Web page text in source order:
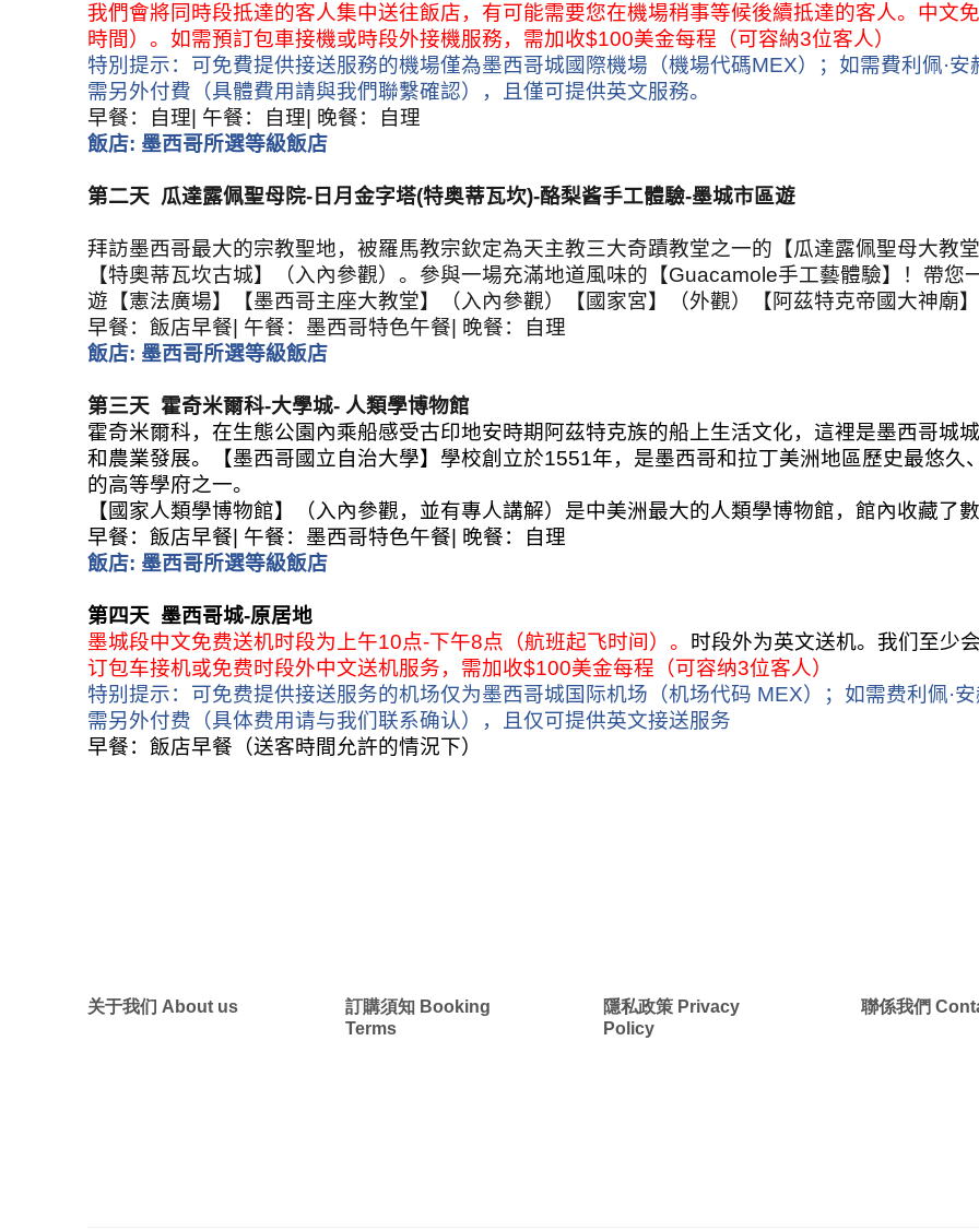
我們會將同時段抵達的客人集中送往飯店，有可能需要您在機場稍事等候後續抵達的客人。中文
時間）。如需預訂包車接機或時段外接機服務，需加收$100美金每程（可容納3位客人）
特別提示：可免費提供接送服務的機場僅為墨西哥城國際機場（機場代碼MEX）；如需費利佩·
需另外付費（具體費用請與我們聯繫確認），且僅可提供英文服務。
早餐：自理 午餐：自理
晚餐：自理
飯店: 墨西哥所選等級飯店
第二天 瓜達露佩聖母院- 日月金字塔(特奥蒂瓦坎)-酪梨酱手工體驗-墨城市區遊
拜訪墨西哥最大的宗教聖地，被羅馬教宗欽定為天主教三大奇蹟教堂之一的【瓜達露佩聖母大教
【特奧蒂瓦坎古城】（入內參觀）。參與一場充滿地道風味的【Guacamole手工藝體驗】！帶您
遊【憲法廣場】【墨西哥主座大教堂】（入內參觀）【國家宮】（外觀）【阿茲特克帝國大神廟
早餐：飯店早餐 午餐：墨西哥特色午餐
晚餐：自理
飯店: 墨西哥所選等級飯店
第三天 霍奇米爾科-大學城- 人類學博物館
霍奇米爾科，在生態公園內乘船感受古印地安時期阿茲特克族的船上生活文化，這裡是墨西哥城
和農業發展。【墨西哥國立自治大學】學校創立於1551年，是墨西哥和拉丁美洲地區歷史最悠久
的高等學府之一。
【國家人類學博物館】（入內參觀，並有專人講解）是中美洲最大的人類學博物館，館內收藏了
早餐：飯店早餐 午餐：墨西哥特色午餐
晚餐：自理
飯店: 墨西哥所選等級飯店
第四天 墨西哥城-原居地
墨城段中文免费送机时段为上午10点-下午8点（航班起飞时间）。 时段外为英文送机。我们至少
订包车接机或免费时段外中文送机服务，需加收$100美金每程（可容纳3位客人）
特别提示：可免费提供接送服务的机场仅为墨西哥城国际机场（机场代码 MEX）；如需费利佩·
需另外付费（具体费用请与我们联系确认），且仅可提供英文接送服务
早餐：飯店早餐（送客時間允許的情況下）
关于我们 About us
訂購須知 Booking
Terms
隱私政策 Privacy
Policy
聯係我們